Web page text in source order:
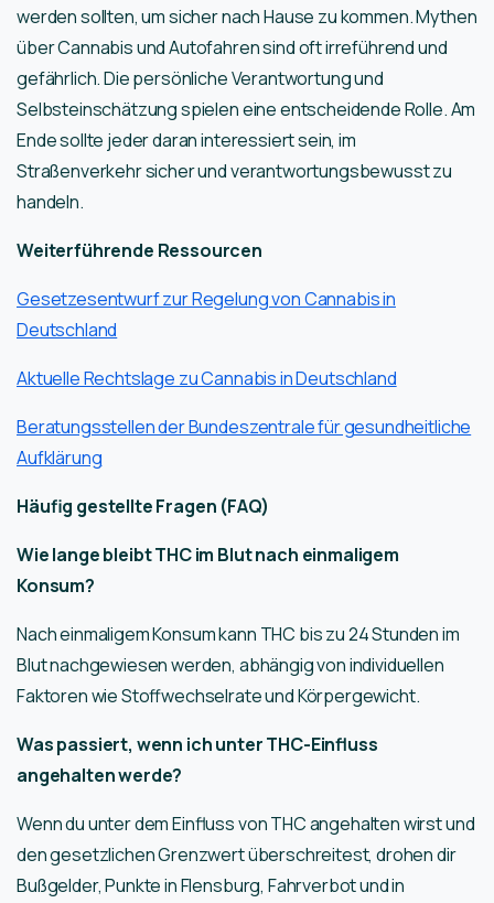
werden sollten, um sicher nach Hause zu kommen. Mythen
über Cannabis und Autofahren sind oft irreführend und
gefährlich. Die persönliche Verantwortung und
Selbsteinschätzung spielen eine entscheidende Rolle. Am
Ende sollte jeder daran interessiert sein, im
Straßenverkehr sicher und verantwortungsbewusst zu
handeln.
Weiterführende Ressourcen
Gesetzesentwurf zur Regelung von Cannabis in
Deutschland
Aktuelle Rechtslage zu Cannabis in Deutschland
Beratungsstellen der Bundeszentrale für gesundheitliche
Aufklärung
Häufig gestellte Fragen (FAQ)
Wie lange bleibt THC im Blut nach einmaligem
Konsum?
Nach einmaligem Konsum kann THC bis zu 24 Stunden im
Blut nachgewiesen werden, abhängig von individuellen
Faktoren wie Stoffwechselrate und Körpergewicht.
Was passiert, wenn ich unter THC-Einfluss
angehalten werde?
Wenn du unter dem Einfluss von THC angehalten wirst und
den gesetzlichen Grenzwert überschreitest, drohen dir
Bußgelder, Punkte in Flensburg, Fahrverbot und in